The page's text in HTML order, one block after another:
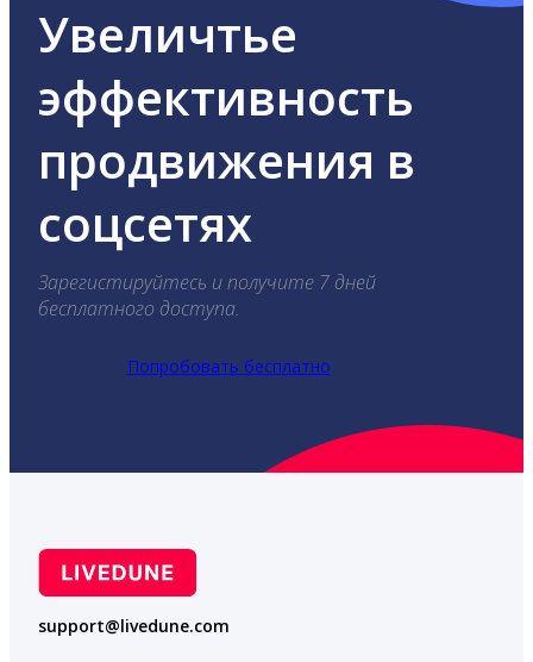
Увеличтье
эффективность
продвижения в
соцсетях
Зарегистируйтесь и получите 7 дней
бесплатного доступа.
Попробовать бесплатно
support@livedune.com